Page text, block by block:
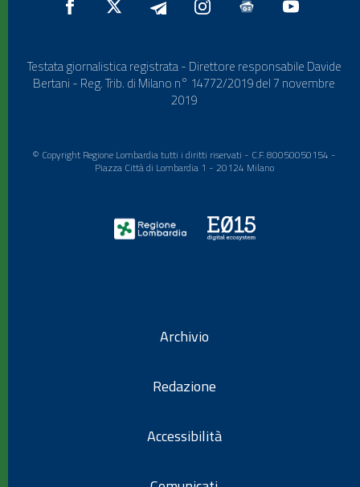
Testata giornalistica registrata - Direttore responsabile Davide
Bertani - Reg. Trib. di Milano n° 14772/2019 del 7 novembre
2019
© Copyright Regione Lombardia tutti i diritti riservati - C.F. 80050050154 -
Piazza Città di Lombardia 1 - 20124 Milano
Archivio
Redazione
Accessibilità